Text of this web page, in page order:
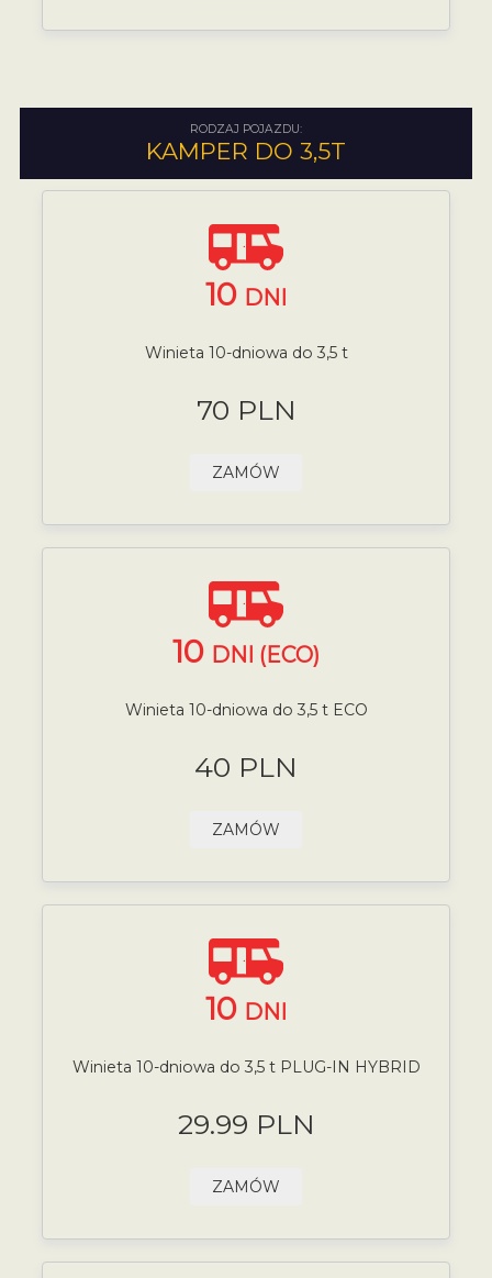
RODZAJ POJAZDU:
KAMPER DO 3,5T
10 DNI
Winieta 10-dniowa do 3,5 t
70 PLN
ZAMÓW
10 DNI (ECO)
Winieta 10-dniowa do 3,5 t ECO
40 PLN
ZAMÓW
10 DNI
Winieta 10-dniowa do 3,5 t PLUG-IN HYBRID
29.99 PLN
ZAMÓW